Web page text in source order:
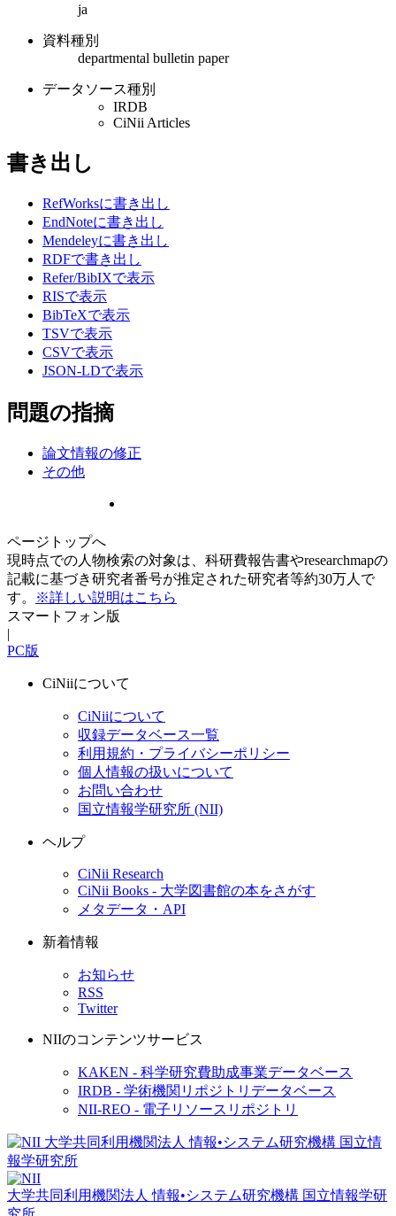
ja
資料種別
departmental bulletin paper
データソース種別
IRDB
CiNii Articles
書き出し
RefWorksに書き出し
EndNoteに書き出し
Mendeleyに書き出し
RDFで書き出し
Refer/BibIXで表示
RISで表示
BibTeXで表示
TSVで表示
CSVで表示
JSON-LDで表示
問題の指摘
論文情報の修正
その他
ページトップへ
現時点での人物検索の対象は、科研費報告書やresearchmapの
記載に基づき研究者番号が推定された研究者等約30万人で
す。
※詳しい説明はこちら
スマートフォン版
|
PC版
CiNiiについて
CiNiiについて
収録データベース一覧
利用規約・プライバシーポリシー
個人情報の扱いについて
お問い合わせ
国立情報学研究所 (NII)
ヘルプ
CiNii Research
CiNii Books - 大学図書館の本をさがす
メタデータ・API
新着情報
お知らせ
RSS
Twitter
NIIのコンテンツサービス
KAKEN - 科学研究費助成事業データベース
IRDB - 学術機関リポジトリデータベース
NII-REO - 電子リソースリポジトリ
大学共同利用機関法人 情報•システム研究機構 国立情報学研